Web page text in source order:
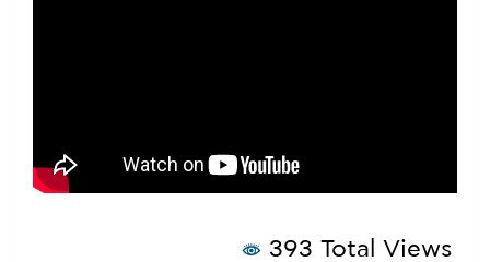
393 Total Views